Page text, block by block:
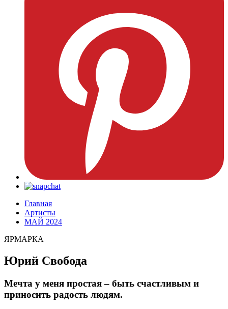
Главная
Артисты
МАЙ 2024
ЯРМАРКА
Юрий Свобода
Мечта у меня простая – быть счастливым и
приносить радость людям.